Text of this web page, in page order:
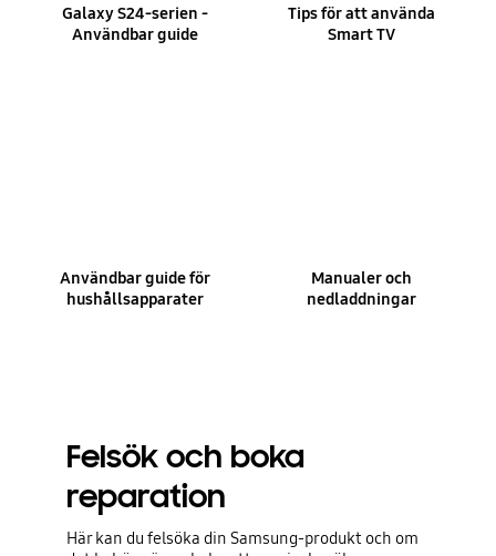
Galaxy S24-serien -
Användbar guide
Tips för att använda
Smart TV
Användbar guide för
hushållsapparater
Manualer och
nedladdningar
Felsök och boka
reparation
Här kan du felsöka din Samsung-produkt och om